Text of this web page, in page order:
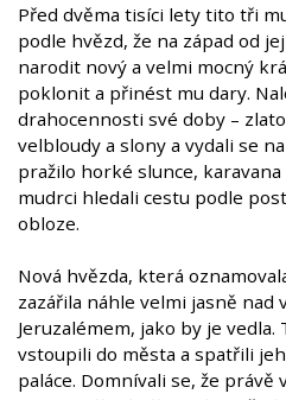
Před dvěma tisíci lety tito tři
podle hvězd, že na západ od
narodit nový a velmi mocný
poklonit a přinést mu dary.
drahocennosti své doby –
velbloudy a slony a vydali se
pražilo horké slunce,
mudrci hledali cestu podle
obloze.
Nová hvězda, která
zazářila náhle velmi jasně nad
Jeruzalémem, jako by je
vstoupili do města a spatřili
paláce. Domnívali se, že právě